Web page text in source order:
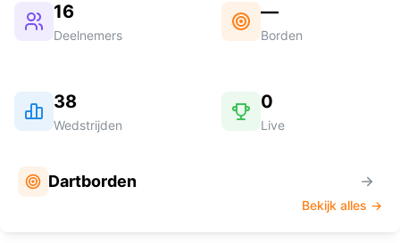
16
Deelnemers
—
Borden
38
Wedstrijden
0
Live
Dartborden
Bekijk alles →